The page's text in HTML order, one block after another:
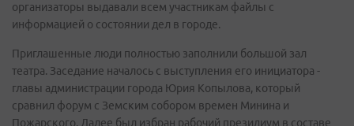
организаторы выдавали всем участникам файлы с
информацией о состоянии дел в городе.
Приглашенные люди полностью заполнили большой зал
театра. Заседание началось с выступления его инициатора -
главы администрации города Юрия Копылова, который
сравнил форум с Земским собором времен Минина и
Пожарского. Далее был избран рабочий президиум в составе